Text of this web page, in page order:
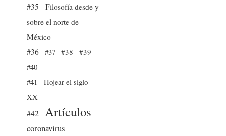
#35 - Filosofía desde y
sobre el norte de
México
#36
#37 #38
#39
#40
#41 - Hojear el siglo
XX
#42
Artículos
coronavirus